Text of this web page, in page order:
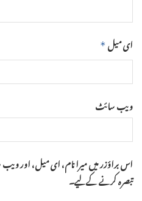
ای میل *
ویب‌ سائٹ
اس براؤزر میں میرا نام، ای میل، اور
تبصرہ کرنے کےلیے۔